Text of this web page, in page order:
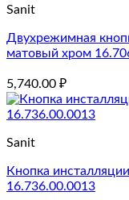
Sanit
Двухрежимная
матовый хром
5,740.00 ₽
Sanit
Кнопка
16.736.00.0013